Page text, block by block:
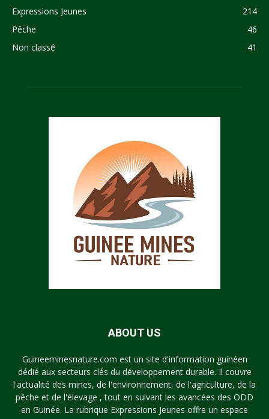
Expressions Jeunes
214
Pêche
46
Non classé
41
ABOUT US
Guineeminesnature.com est un site d'information guinéen
dédié aux secteurs clés du développement durable. Il couvre
l'actualité des mines, de l'environnement, de l'agriculture, de la
pêche et de l'élevage , tout en suivant les avancées des ODD
en Guinée. La rubrique Expressions Jeunes offre un espace